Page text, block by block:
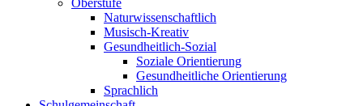
Oberstufe
Naturwissenschaftlich
Musisch-Kreativ
Gesundheitlich-Sozial
Soziale Orientierung
Gesundheitliche Orientierung
Sprachlich